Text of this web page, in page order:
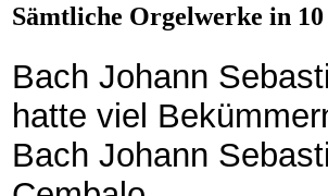
Sämtliche Orgelwerke in
Bach Johann
hatte viel
Bach Johann